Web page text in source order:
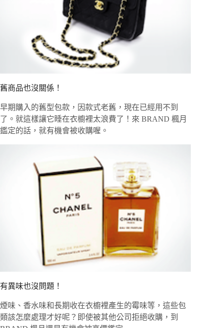
舊商品也沒關係！
早期購入的舊型包款，因款式老舊，現在已經用不到
了。就這樣讓它睡在衣櫥裡太浪費了！來 BRAND 楓月
鑑定的話，就有機會被收購喔。
有異味也沒問題！
煙味、香水味和長期收在衣櫥裡產生的霉味等，這些包
類該怎麼處理才好呢？即使被其他公司拒絕收購，到